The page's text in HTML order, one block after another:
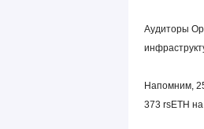
Аудиторы
Напомним,
373 rsETH